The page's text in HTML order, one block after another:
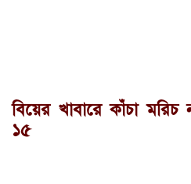
বিয়ের খাবারে কাঁচা
১৫